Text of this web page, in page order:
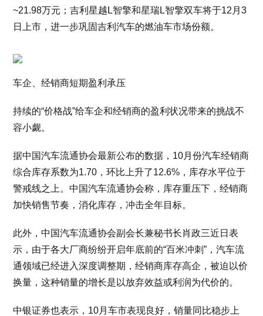
~21.98万元；吉利星越L智擎和星瑞L智擎双车将于12月3
日上市，进一步巩固吉利汽车的燃油车市场份额。
车企、经销商短期盈利承压
持续的“价格战”给车企和经销商的盈利状况带来的挑战不
容小觑。
据中国汽车流通协会最新公布的数据，10月份汽车经销商
综合库存系数为1.70，环比上升了12.6%，库存水平位于
警戒线之上。中国汽车流通协会称，库存重压下，经销商
加快销售节奏，消化库存，冲击全年目标。
此外，中国汽车流通协会副会长兼秘书长肖政三近日表
示，由于各大厂商纷纷开启年底前的“百米冲刺”，汽车流
通领域已经进入深度调整期，经销商库存高企，被迫以价
换量，这种销量的增长是以放弃效益或利润为代价的。
中银证券也表示，10月车市表现良好，销量同比稳步上